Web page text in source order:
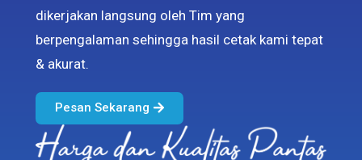
dikerjakan langsung oleh Tim yang
berpengalaman sehingga hasil cetak kami tepat
& akurat.
Pesan Sekarang